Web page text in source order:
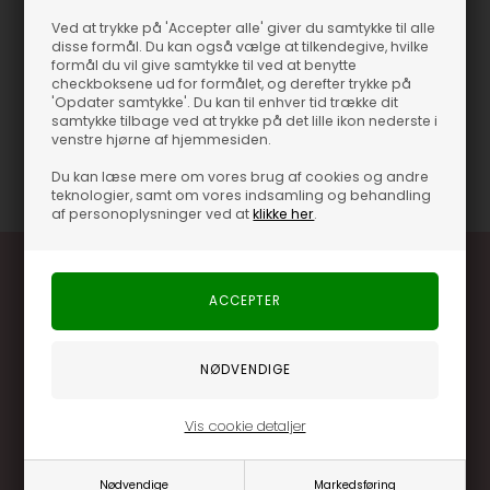
Ved at trykke på 'Accepter alle' giver du samtykke til alle
disse formål. Du kan også vælge at tilkendegive, hvilke
formål du vil give samtykke til ved at benytte
checkboksene ud for formålet, og derefter trykke på
'Opdater samtykke'. Du kan til enhver tid trække dit
samtykke tilbage ved at trykke på det lille ikon nederste i
venstre hjørne af hjemmesiden.
Du kan læse mere om vores brug af cookies og andre
teknologier, samt om vores indsamling og behandling
af personoplysninger ved atklikke her.
Nødvendige Markedsføring
Vis cookie detaljer
hoppe i. Futskoen har en lædersål af kalveskind, som sikrer at
skoen står fast og giver fødderne den bedste komfort. Den lækre
uldkvalitet sikrer varme og tørre fødder, året rundt. Perfekte
hjemmesko i den lækreste grønne farve, som er et absolut
must-have i enhver garderobe.
Særlige, eksklusive tilbud kun til klubkunder